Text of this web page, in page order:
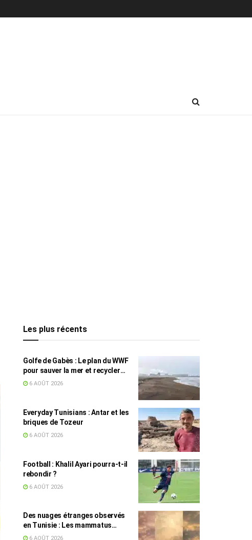
Les plus récents
Golfe de Gabès : Le plan du WWF
pour sauver la mer et recycler
les déchets marins
6 AOÛT 2026
Everyday Tunisians : Antar et les
briques de Tozeur
6 AOÛT 2026
Football : Khalil Ayari pourra-t-il
rebondir ?
6 AOÛT 2026
Des nuages étranges observés
en Tunisie : Les mammatus
expliqués par un spécialiste
6 AOÛT 2026